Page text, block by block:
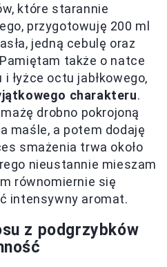
które starannie
przygotowuję 200 ml
jedną cebulę oraz
także o natce
łyżce octu jabłkowego,
charakteru.
drobno pokrojoną
maśle, a potem dodaję
smażenia trwa około
nieustannie mieszam
równomiernie się
intensywny aromat.
z podgrzybków